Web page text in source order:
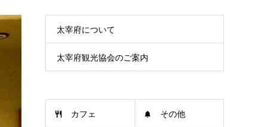
太宰府について
太宰府観光協会のご案内
カフェ その他